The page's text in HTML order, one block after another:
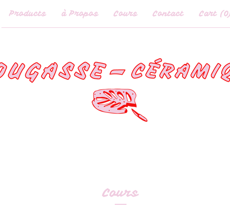
Products à Propos Cours Contact Cart (0
Cours